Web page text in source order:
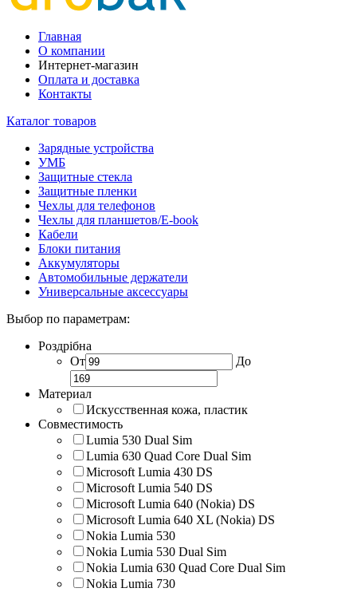
Главная
О компании
Интернет-магазин
Оплата и доставка
Контакты
Каталог товаров
Зарядные устройства
УМБ
Защитные стекла
Защитные пленки
Чехлы для телефонов
Чехлы для планшетов/E-book
Кабели
Блоки питания
Аккумуляторы
Автомобильные держатели
Универсальные аксессуары
Выбор по параметрам:
Роздрібна
От
До
Материал
Искусственная кожа, пластик
Совместимость
Lumia 530 Dual Sim
Lumia 630 Quad Core Dual Sim
Microsoft Lumia 430 DS
Microsoft Lumia 540 DS
Microsoft Lumia 640 (Nokia) DS
Microsoft Lumia 640 XL (Nokia) DS
Nokia Lumia 530
Nokia Lumia 530 Dual Sim
Nokia Lumia 630 Quad Core Dual Sim
Nokia Lumia 730